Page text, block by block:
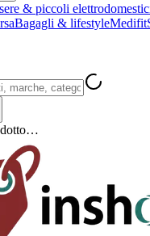
& piccoli
Bagagli & lifestyleMedifit